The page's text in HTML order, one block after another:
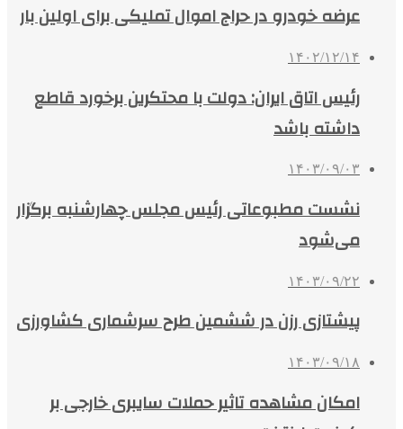
عرضه خودرو در حراج اموال تملیکی برای اولین بار
۱۴۰۲/۱۲/۱۴
رئیس اتاق ایران: دولت با محتکرین برخورد قاطع
داشته باشد
۱۴۰۳/۰۹/۰۳
نشست مطبوعاتی رئیس مجلس چهارشنبه برگزار
می‌شود
۱۴۰۳/۰۹/۲۲
پیشتازی رزن در ششمین طرح سرشماری کشاورزی
۱۴۰۳/۰۹/۱۸
امکان مشاهده تاثیر حملات سایبری خارجی بر